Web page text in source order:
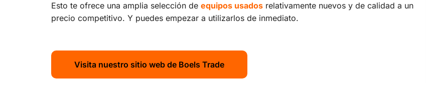
Esto te ofrece una amplia selección de equipos usados relativamente nuevos y de calidad a un
precio competitivo. Y puedes empezar a utilizarlos de inmediato.
Visita nuestro sitio web de Boels Trade